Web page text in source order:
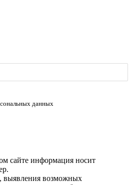
данных
сайте информация носит
выявления возможных